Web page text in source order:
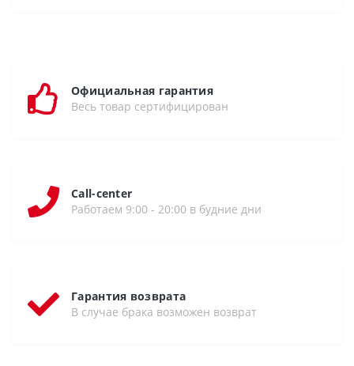
Официальная гарантия
Весь товар сертифицирован
Call-center
Работаем 9:00 - 20:00 в будние дни
Гарантия возврата
В случае брака возможен возврат